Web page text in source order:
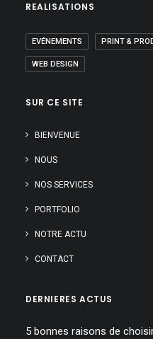
REALISATIONS
EVÉNEMENTS PRINT &
WEB DESIGN
SUR CE SITE
BIENVENUE
NOUS
NOS SERVICES
PORTFOLIO
NOTRE ACTU
CONTACT
DERNIERES ACTUS
5 bonnes raisons de